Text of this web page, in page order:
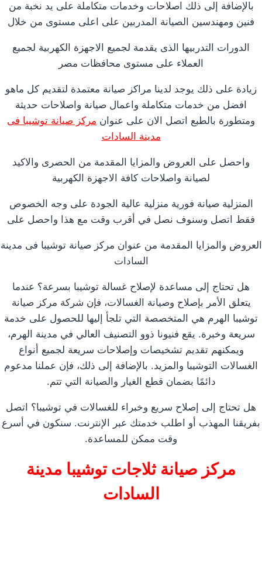
بالإضافة إلى ذلك اصلاحات وخدمات متكاملة على يد نخبة من
فنين ومهندسين الصيانة المدربين على اعلى مستوى من خلال
الدورات التدربيها الذى يقدمة لجميع الاجهزة الكهربية لجميع
العملاء على مستوى محافظات مصر
زيادة على ذلك يوجد لدينا مراكز صيانة معتمدة لتقديم كل ماهو
افضل من خدمات متكاملة واعمال صيانة واصلاحات حديثة
ومتطورة بالطبع اتصل الان على عنوان مركز صيانة توشيبا فى
مدينة السادات
واحصل على العروض والمزايا المقدمة من الحصرى والاكيد
لصيانة واصلاحات كافة الاجهزة الكهربية
المنزلية صيانة فورية منزلية عالية الجودة على وجه الخصوص
فقط اتصل وسنوف نصل في أقرب وقت مع هذا واحصل على
العروض والمزايا المقدمة من عنوان مركز صيانة توشيبا فى مدينة
السادات
هل تحتاج إلى مساعدة لإصلاح غسالة توشيبا بسرعة؟ عندما
يتعلق الأمر بإصلاح وصيانة الغسالات، فإن شركة مركز صيانة
توشيبا الهرم هي المتخصصة التي تلجأ إليها للحصول على خدمة
سريعة وخبرة. يقع فنيونا ذوو التصنيف العالي في مدينة الهرم،
ويمكنهم تقديم تشخيصات وإصلاحات سريعة لجميع أنواع
الغسالات التوشيبا والمزيد. بالإضافة إلى ذلك، فإن عملنا مدعوم
دائمًا بضمان قطع الغيار والصيانة التي تتم.
هل تحتاج إلى إصلاح سريع وخبراء للغسالات في توشيبا؟ اتصل
بفريقنا المهذب أو اطلب خدمتك عبر الإنترنت. سنكون في أسرع
وقت ممكن للمساعدة.
مركز صيانة ثلاجات توشيبا مدينة
السادات